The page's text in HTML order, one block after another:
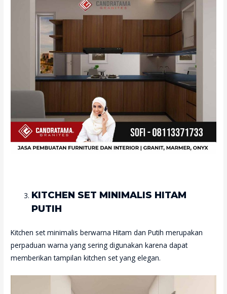
KITCHEN SET MINIMALIS HITAM
PUTIH
Kitchen set minimalis berwarna Hitam dan Putih merupakan
perpaduan warna yang sering digunakan karena dapat
memberikan tampilan kitchen set yang elegan.